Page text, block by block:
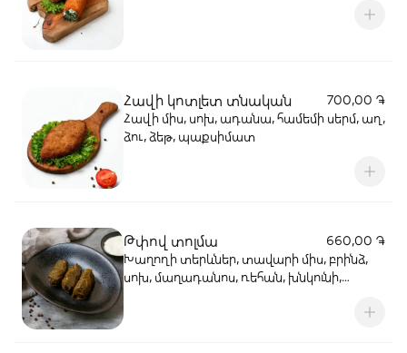
Հավի կոտլետ տնական
700,00 ֏
Հավի միս, սոխ, ադանա, համեմի սերմ, աղ,
ձու, ձեթ, պաքսիմատ
Թփով տոլմա
660,00 ֏
Խաղողի տերևներ, տավարի միս, բրինձ,
սոխ, մաղադանոս, ռեհան, խնկունի,